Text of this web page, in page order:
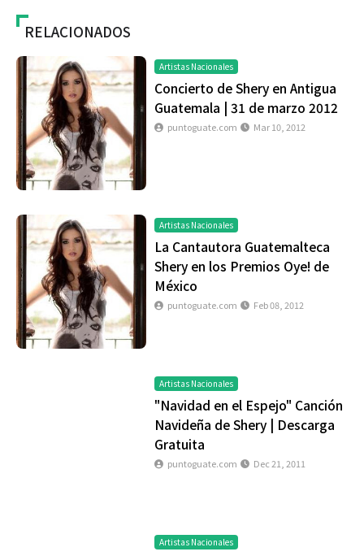
RELACIONADOS
Artistas Nacionales
Concierto de Shery en Antigua
Guatemala | 31 de marzo 2012
puntoguate.com Mar 10, 2012
Artistas Nacionales
La Cantautora Guatemalteca
Shery en los Premios Oye! de
México
puntoguate.com Feb 08, 2012
Artistas Nacionales
"Navidad en el Espejo" Canción
Navideña de Shery | Descarga
Gratuita
puntoguate.com Dec 21, 2011
Artistas Nacionales